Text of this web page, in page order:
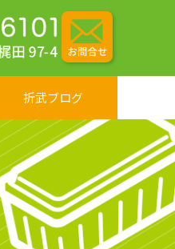
折武ブログ